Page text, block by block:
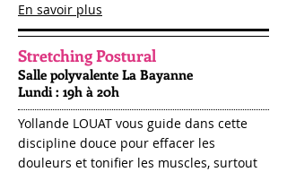
En savoir plus
Stretching Postural
Salle polyvalente La Bayanne
Lundi : 19h à 20h
Yollande LOUAT vous guide dans cette
discipline douce pour effacer les
douleurs et tonifier les muscles, surtout